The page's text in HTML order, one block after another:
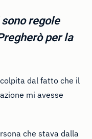
regole
per la
dal fatto che il
mi avesse
che stava dalla